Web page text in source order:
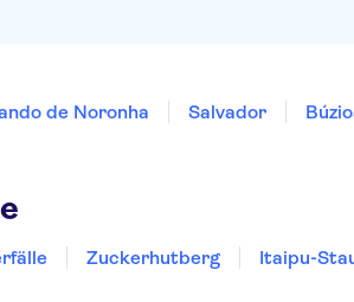
de Noronha Salvador
Zuckerhutberg Itaipu-